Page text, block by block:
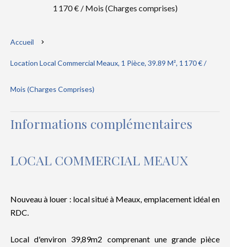
1 170 € / Mois (Charges comprises)
Accueil
Location Local Commercial Meaux, 1 Pièce, 39.89 M², 1 170 € /
Mois (Charges Comprises)
Informations complémentaires
LOCAL COMMERCIAL MEAUX
Nouveau à louer : local situé à Meaux, emplacement idéal en
RDC.
Local d'environ 39,89m2 comprenant une grande pièce